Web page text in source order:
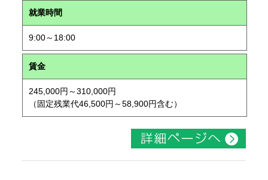
就業時間
9:00～18:00
賃金
245,000円～310,000円
（固定残業代46,500円～58,900円含む）